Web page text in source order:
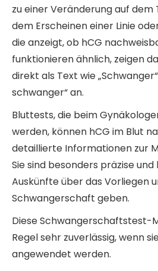
zu einer Veränderung auf dem
dem Erscheinen einer Linie
die anzeigt, ob hCG
funktionieren ähnlich, zeigen
direkt als Text wie
schwanger“ an.
Bluttests, die beim
werden, können hCG im Blut
detaillierte Informationen zur
Sie sind besonders präzise
Auskünfte über das Vorliegen
Schwangerschaft geben.
Diese Schwangerschaftstest-
Regel sehr zuverlässig, wenn
angewendet werden.